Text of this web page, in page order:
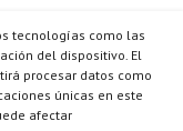
tecnologías como las
del dispositivo. El
procesar datos como
únicas en este
afectar
HIJO